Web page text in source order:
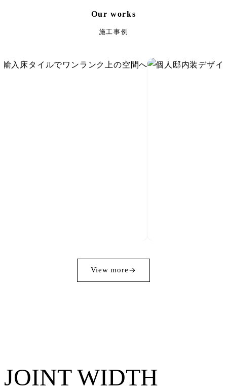
Our works
施工事例
View more
JOINT WIDTH